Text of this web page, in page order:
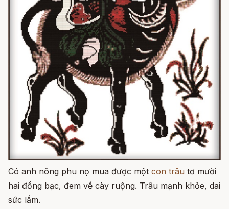
Có anh nông phu nọ mua được một con trâu tơ mười
hai đồng bạc, đem về cày ruộng. Trâu mạnh khỏe, dai
sức lắm.